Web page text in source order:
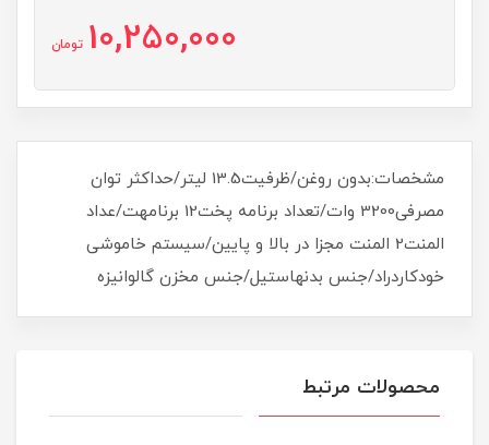
10,250,000 تومان
مشخصات:بدون روغن/ظرفیت13.5 لیتر/حداکثر توان
مصرفی3200 وات/تعداد برنامه پخت12 برنامهت/عداد
المنت2 المنت مجزا در بالا و پایین/سیستم خاموشی
خودکاردراد/جنس بدنهاستیل/جنس مخزن گالوانیزه
محصولات مرتبط